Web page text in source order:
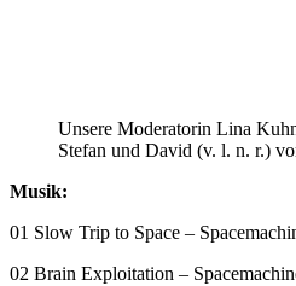
Unsere Moderatorin Lina
Stefan und David (v. l. n. r.)
Musik:
01 Slow Trip to Space –
02 Brain Exploitation –